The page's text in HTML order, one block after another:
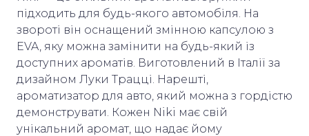
підходить для будь-якого автомобіля. На
звороті він оснащений змінною капсулою з
EVA, яку можна замінити на будь-який із
доступних ароматів. Виготовлений в Італії за
дизайном Луки Трацці. Нарешті,
ароматизатор для авто, який можна з гордістю
демонструвати. Кожен Niki має свій
унікальний аромат, що надає йому